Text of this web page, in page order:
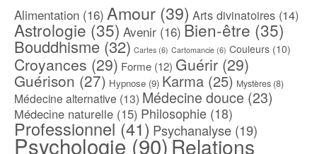
Alimentation (16) Amour (39) Arts divinatoires (14)
Astrologie (35) Avenir (16) Bien-être (35)
Bouddhisme (32) Cartes (6) Cartomancie (6) Couleurs (10)
Croyances (29) Forme (12) Guérir (29)
Guérison (27) Hypnose (9) Karma (25) Mystères (8)
Médecine alternative (13) Médecine douce (23)
Médecine naturelle (15) Philosophie (18)
Professionnel(41) Psychanalyse (19)
Psychologie(90) Relations